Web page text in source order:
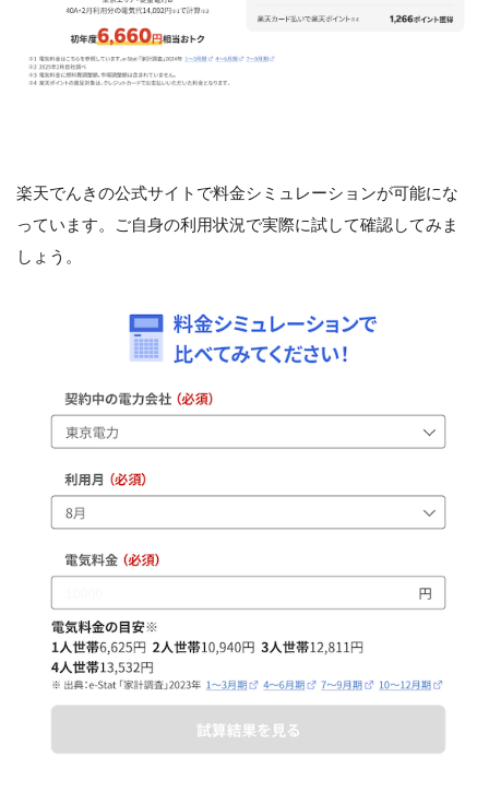
楽天でんきの公式サイトで料金シミュレーションが可能にな
っています。ご自身の利用状況で実際に試して確認してみま
しょう。